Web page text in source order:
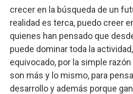
crecer en la búsqueda de un
realidad es terca, puedo creer
quienes han pensado que
puede dominar toda la
equivocado, por la simple
son más y lo mismo, para
desarrollo y además porque